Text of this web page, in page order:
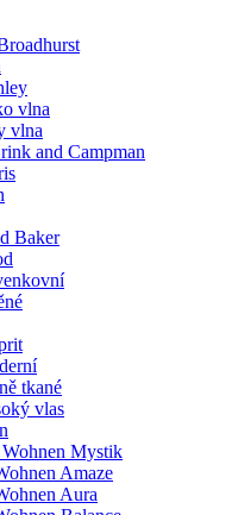
vlna
vlna
and Campman
Baker
tkané
vlas
Mystik
Amaze
Aura